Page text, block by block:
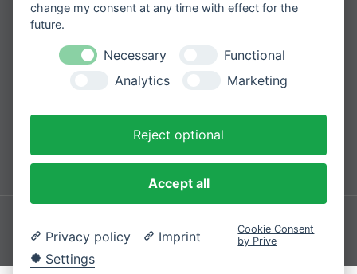
Please
leave
Mit der Anmeldung zum Newsletter
stimmen Sie zu, dass wir Ihre
Informationen im Rahmen unserer
Datenschutzbestimmungen
© 2026 Cozique
change my consent at any time with effect for the
future.
Necessary
Functional
Analytics
Marketing
Reject optional
Accept all
Privacy policy
Imprint
Settings
Cookie Consent
by Prive